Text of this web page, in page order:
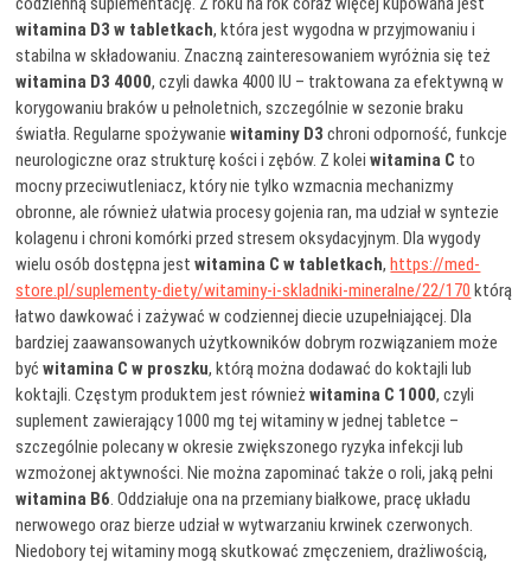
witamina D3 w tabletkach, która jest wygodna w przyjmowaniu i
stabilna w składowaniu. Znaczną zainteresowaniem wyróżnia się też
witamina D3 4000, czyli dawka 4000 IU – traktowana za efektywną w
korygowaniu braków u pełnoletnich, szczególnie w sezonie braku
światła. Regularne spożywaniewitaminy D3 chroni odporność, funkcje
neurologiczne oraz strukturę kości i zębów. Z koleiwitamina C to
mocny przeciwutleniacz, który nie tylko wzmacnia mechanizmy
obronne, ale również ułatwia procesy gojenia ran, ma udział w syntezie
kolagenu i chroni komórki przed stresem oksydacyjnym. Dla wygody
wielu osób dostępna jestwitamina C w tabletkach,https://med-
store.pl/suplementy-diety/witaminy-i-skladniki-mineralne/22/170 którą
łatwo dawkować i zażywać w codziennej diecie uzupełniającej. Dla
bardziej zaawansowanych użytkowników dobrym rozwiązaniem może
byćwitamina C w proszku, którą można dodawać do koktajli lub
koktajli. Częstym produktem jest równieżwitamina C 1000, czyli
suplement zawierający 1000 mg tej witaminy w jednej tabletce –
szczególnie polecany w okresie zwiększonego ryzyka infekcji lub
wzmożonej aktywności. Nie można zapominać także o roli, jaką pełni
witamina B6. Oddziałuje ona na przemiany białkowe, pracę układu
nerwowego oraz bierze udział w wytwarzaniu krwinek czerwonych.
Niedobory tej witaminy mogą skutkować zmęczeniem, drażliwością,